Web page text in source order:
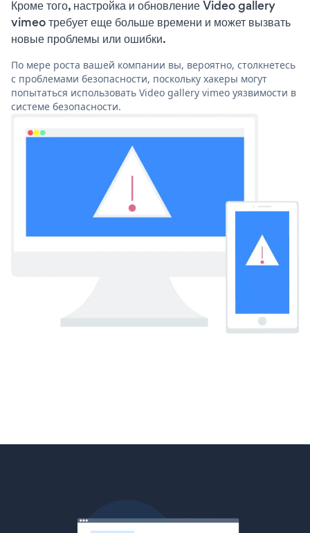
Кроме того, настройка и обновление Video gallery
vimeo требует еще больше времени и может вызвать
новые проблемы или ошибки.
По мере роста вашей компании вы, вероятно, столкнетесь
с проблемами безопасности, поскольку хакеры могут
попытаться использовать Video gallery vimeo уязвимости в
системе безопасности.